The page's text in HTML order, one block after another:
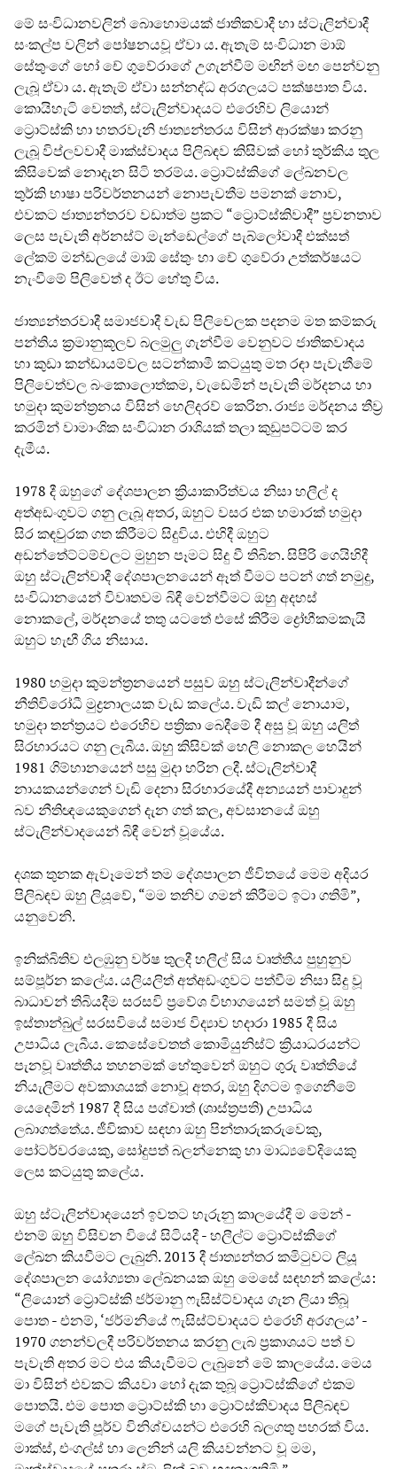
මේ සංවිධානවලින් බොහොමයක් ජාතිකවාදී හා ස්ටැලින්වාදී
සංකල්ප වලින් පෝෂනයවූ ඒවා ය. ඇතැම් සංවිධාන මාඕ
සේතුංගේ හෝ චේ ගුවේරාගේ උගැන්වීම් මඟින් මඟ පෙන්වනු
ලැබූ ඒවා ය. ඇතැම් ඒවා සන්නද්ධ අරගලයට පක්ෂපාත විය.
කොයිහැටි වෙතත්, ස්ටැලින්වාදයට එරෙහිව ලියොන්
ට්‍රොට්ස්කි හා හතරවැනි ජාත්‍යන්තරය විසින් ආරක්ෂා කරනු
ලැබූ විප්ලවවාදී මාක්ස්වාදය පිලිබඳව කිසිවක් හෝ තුර්කිය තුල
කිසිවෙක් නොදැන සිටි තරම්ය. ට්‍රොට්ස්කිගේ ලේඛනවල
තුර්කි භාෂා පරිවර්තනයන් නොපැවතීම පමනක් නොව,
එවකට ජාත්‍යන්තරව වඩාත්ම ප්‍රකට “ට්‍රොට්ස්කිවාදී” ප්‍රවනතාව
ලෙස පැවැති අර්නස්ට් මැන්ඩෙල්ගේ පැබ්ලෝවාදී එක්සත්
ලේකම් මන්ඩලයේ මාඕ සේතුං හා චේ ගුවේරා උත්කර්ෂයට
නැංවීමේ පිලිවෙත් ද ඊට හේතු විය.
ජාත්‍යන්තරවාදී සමාජවාදී වැඩ පිලිවෙලක පදනම මත කම්කරු
පන්තිය ක්‍රමානුකූලව බලමුලු ගැන්වීම වෙනුවට ජාතිකවාදය
හා කුඩා කන්ඩායම්වල සටන්කාමී කටයුතු මත රඳා පැවැතීමේ
පිලිවෙත්වල බංකොලොත්කම, වැඩෙමින් පැවැති මර්දනය හා
හමුදා කුමන්ත්‍රනය විසින් හෙලිදරව් කෙරින. රාජ්‍ය මර්දනය තීව්‍ර
කරමින් වාමාංශික සංවිධාන රාශියක් තලා කුඩුපට්ටම් කර
දැමීය.
1978 දී ඔහුගේ දේශපාලන ක්‍රියාකාරිත්වය නිසා හලීල් ද
අත්අඩංගුවට ගනු ලැබූ අතර, ඔහුට වසර එක හමාරක් හමුදා
සිර කඳවුරක ගත කිරීමට සිදුවිය. එහිදී ඔහුට
අඩන්තේට්ටම්වලට මුහුන පෑමට සිදු වී තිබින. සිපිරි ගෙයිහිදී
ඔහු ස්ටැලින්වාදී දේශපාලනයෙන් ඈත් වීමට පටන් ගත් නමුදු,
සංවිධානයෙන් විවෘතවම බිඳී වෙන්වීමට ඔහු අදහස්
නොකලේ, මර්දනයේ තතු යටතේ එසේ කිරීම ද්‍රෝහීකමකැයි
ඔහුට හැඟී ගිය නිසාය.
1980 හමුදා කුමන්ත්‍රනයෙන් පසුව ඔහු ස්ටැලින්වාදීන්ගේ
නීතිවිරෝධී මුද්‍රනාලයක වැඩ කලේය. වැඩි කල් නොයාම,
හමුදා තන්ත්‍රයට එරෙහිව පත්‍රිකා බෙදීමේ දී අසු වූ ඔහු යලිත්
සිරභාරයට ගනු ලැබීය. ඔහු කිසිවක් හෙලි නොකල හෙයින්
1981 ගිම්හානයෙන් පසු මුදා හරින ලදී. ස්ටැලින්වාදී
නායකයන්ගෙන් වැඩි දෙනා සිරභාරයේදී අන්‍යයන් පාවාදුන්
බව නීතිඥයෙකුගෙන් දැන ගත් කල, අවසානයේ ඔහු
ස්ටැලින්වාදයෙන් බිඳී වෙන් වූයේය.
දශක තුනක ඇවෑමෙන් තම දේශපාලන ජීවිතයේ මෙම අදියර
පිලිබඳව ඔහු ලියූවේ, “මම තනිව ගමන් කිරීමට ඉටා ගතිමි”,
යනුවෙනි.
ඉනික්බිතිව එලඹුනු වර්ෂ තුලදී හලීල් සිය වෘත්තීය පුහුනුව
සම්පූර්න කලේය. යලියලිත් අත්අඩංගුවට පත්වීම නිසා සිදු වූ
බාධාවන් තිබියදීම සරසවි ප්‍රවේශ විභාගයෙන් සමත් වූ ඔහු
ඉස්තාන්බුල් සරසවියේ සමාජ විද්‍යාව හදාරා 1985 දී සිය
උපාධිය ලැබීය. කෙසේවෙතත් කොමියුනිස්ට් ක්‍රියාධරයන්ට
පැනවූ වෘත්තීය තහනමක් හේතුවෙන් ඔහුට ගුරු වෘත්තියේ
නියැලීමට අවකාශයක් නොවූ අතර, ඔහු දිගටම ඉගෙනීමේ
යෙදෙමින් 1987 දී සිය පශ්චාත් (ශාස්ත්‍රපති) උපාධිය
ලබාගත්තේය. ජීවිකාව සඳහා ඔහු පින්තාරුකරුවෙකු,
පෝටර්වරයෙකු, සෝදුපත් බලන්නෙකු හා මාධ්‍යවේදියෙකු
ලෙස කටයුතු කලේය.
ඔහු ස්ටැලින්වාදයෙන් ඉවතට හැරුනු කාලයේදී ම මෙන් -
එනම් ඔහු විසිවන වියේ සිටියදී - හලීල්ට ට්‍රොට්ස්කිගේ
ලේඛන කියවීමට ලැබුනි. 2013 දී ජාත්‍යන්තර කමිටුවට ලියූ
දේශපාලන යෝග්‍යතා ලේඛනයක ඔහු මෙසේ සඳහන් කලේය:
“ලියොන් ට්‍රොට්ස්කි ජර්මානු ෆැසිස්ට්වාදය ගැන ලියා තිබූ
පොත - එනම්, ‘ජර්මනියේ ෆැසිස්ට්වාදයට එරෙහි අරගලය’ -
1970 ගනන්වලදී පරිවර්තනය කරනු ලැබ ප්‍රකාශයට පත් ව
පැවැති අතර මට එය කියැවීමට ලැබුනේ මේ කාලයේය. මෙය
මා විසින් එවකට කියවා හෝ දැක තුබූ ට්‍රොට්ස්කිගේ එකම
පොතයි. එම පොත ට්‍රොට්ස්කි හා ට්‍රොට්ස්කිවාදය පිලිබඳව
මගේ පැවැති පූර්ව විනිශ්චයන්ට එරෙහි බලගතු පහරක් විය.
මාක්ස්, එංගල්ස් හා ලෙනින් යලි කියවන්නට වූ මම,